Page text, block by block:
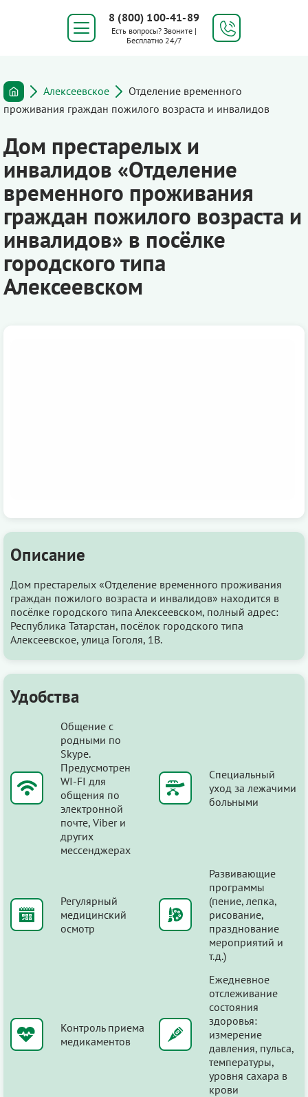
8 (800) 100-41-89
Есть вопросы? Звоните |
Бесплатно 24/7
Алексеевское
Отделение временного
проживания граждан пожилого возраста и инвалидов
Дом престарелых и
инвалидов «Отделение
временного проживания
граждан пожилого возраста и
инвалидов» в посёлке
городского типа
Алексеевском
Описание
Дом престарелых «Отделение временного проживания
граждан пожилого возраста и инвалидов» находится в
посёлке городского типа Алексеевском, полный адрес:
Республика Татарстан, посёлок городского типа
Алексеевское, улица Гоголя, 1В.
Удобства
Общение с
родными по
Skype.
Предусмотрен
WI-FI для
общения по
электронной
почте, Viber и
других
мессенджерах
Специальный
уход за лежачими
больными
Регулярный
медицинский
осмотр
Развивающие
программы
(пение, лепка,
рисование,
празднование
мероприятий и
т.д.)
Контроль приема
медикаментов
Ежедневное
отслеживание
состояния
здоровья:
измерение
давления, пульса,
температуры,
уровня сахара в
крови